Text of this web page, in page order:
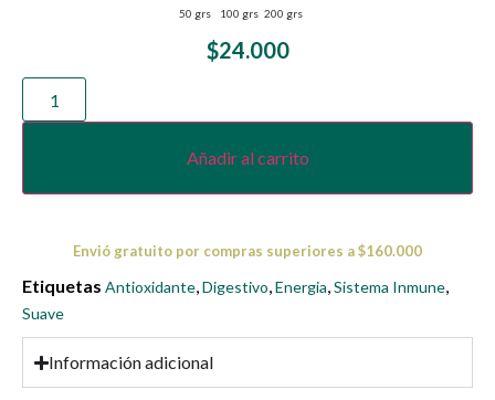
50 grs 100 grs 200 grs
$24.000
Añadir al carrito
Envió gratuito por compras superiores a $160.000
Etiquetas Antioxidante,Digestivo,Energia,Sistema Inmune,
Suave
Información adicional